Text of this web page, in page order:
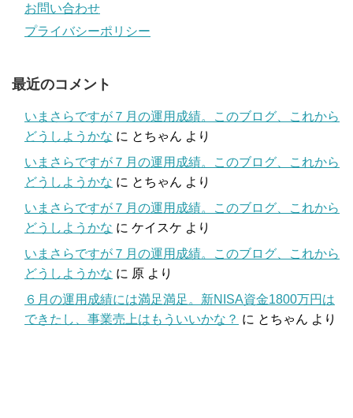
お問い合わせ
プライバシーポリシー
最近のコメント
いまさらですが７月の運用成績。このブログ、これから
どうしようかな に とちゃん より
いまさらですが７月の運用成績。このブログ、これから
どうしようかな に とちゃん より
いまさらですが７月の運用成績。このブログ、これから
どうしようかな に ケイスケ より
いまさらですが７月の運用成績。このブログ、これから
どうしようかな に 原 より
６月の運用成績には満足満足。新NISA資金1800万円は
できたし、事業売上はもういいかな？ に とちゃん より